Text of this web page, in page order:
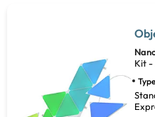
Kit -